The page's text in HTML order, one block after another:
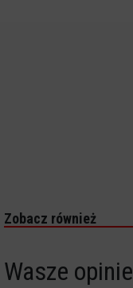
Zobacz również
Wasze opinie